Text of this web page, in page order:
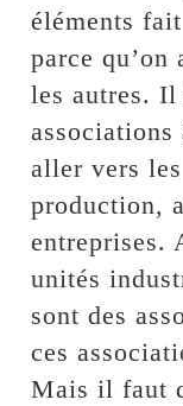
éléments
parce
les autres. Il
associations
aller vers
production,
entreprises.
unités
sont des
ces
Mais il faut